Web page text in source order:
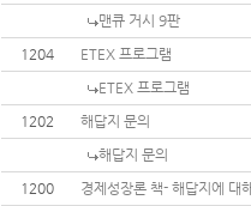
맨큐 거시 9판
1204
ETEX 프로그램
ETEX 프로그램
1202
해답지 문의
해답지 문의
1200
경제성장론 책- 해답지에 대